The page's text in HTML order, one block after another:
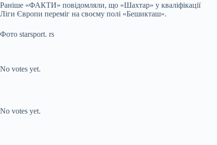
Раніше «ФАКТИ» повідомляли, що «Шахтар» у кваліфікації
Ліги Європи переміг на своєму полі «Бешикташ».
Фото starsport. rs
No votes yet.
No votes yet.